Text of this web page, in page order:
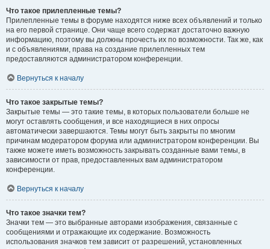
Что такое прилепленные темы?
Прилепленные темы в форуме находятся ниже всех объявлений и только
на его первой странице. Они чаще всего содержат достаточно важную
информацию, поэтому вы должны прочесть их по возможности. Так же, как
и с объявлениями, права на создание прилепленных тем
предоставляются администратором конференции.
Вернуться к началу
Что такое закрытые темы?
Закрытые темы — это такие темы, в которых пользователи больше не
могут оставлять сообщения, и все находящиеся в них опросы
автоматически завершаются. Темы могут быть закрыты по многим
причинам модератором форума или администратором конференции. Вы
также можете иметь возможность закрывать созданные вами темы, в
зависимости от прав, предоставленных вам администратором
конференции.
Вернуться к началу
Что такое значки тем?
Значки тем — это выбранные авторами изображения, связанные с
сообщениями и отражающие их содержание. Возможность
использования значков тем зависит от разрешений, установленных